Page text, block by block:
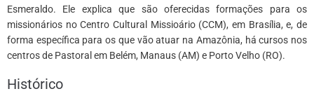
Esmeraldo. Ele explica que são oferecidas formações para os
missionários no Centro Cultural Missioário (CCM), em Brasília, e, de
forma específica para os que vão atuar na Amazônia, há cursos nos
centros de Pastoral em Belém, Manaus (AM) e Porto Velho (RO).
Histórico